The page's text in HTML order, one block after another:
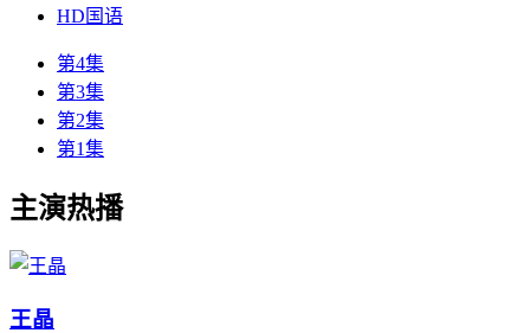
HD国语
第4集
第3集
第2集
第1集
主演热播
王晶